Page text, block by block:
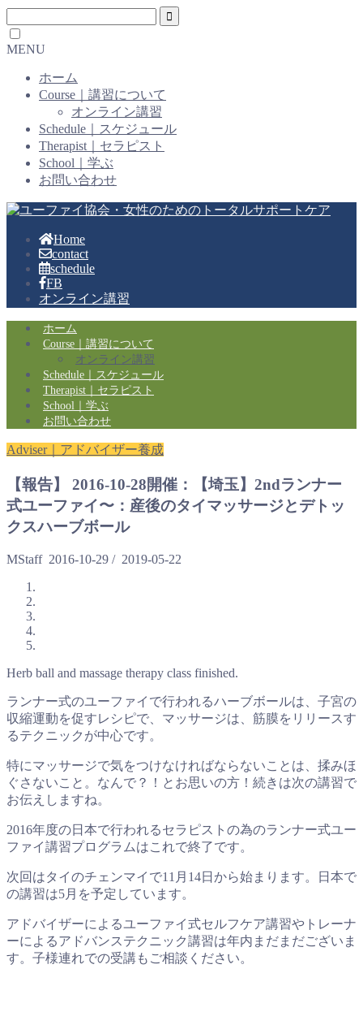
MENU
ホーム
Course｜講習について
オンライン講習
Schedule｜スケジュール
Therapist｜セラピスト
School｜学ぶ
お問い合わせ
Home
contact
schedule
FB
オンライン講習
ホーム
Course｜講習について
オンライン講習
Schedule｜スケジュール
Therapist｜セラピスト
School｜学ぶ
お問い合わせ
Adviser｜アドバイザー養成
【報告】 2016-10-28開催：【埼玉】2ndランナー
式ユーファイ〜：産後のタイマッサージとデトッ
クスハーブボール
MStaff 2016-10-29 / 2019-05-22
Herb ball and massage therapy class finished.
ランナー式のユーファイで行われるハーブボールは、子宮の
収縮運動を促すレシピで、マッサージは、筋膜をリリースす
るテクニックが中心です。
特にマッサージで気をつけなければならないことは、揉みほ
ぐさないこと。なんで？！とお思いの方！続きは次の講習で
お伝えしますね。
2016年度の日本で行われるセラピストの為のランナー式ユー
ファイ講習プログラムはこれで終了です。
次回はタイのチェンマイで11月14日から始まります。日本で
の講習は5月を予定しています。
アドバイザーによるユーファイ式セルフケア講習やトレーナ
ーによるアドバンステクニック講習は年内まだまだございま
す。子様連れでの受講もご相談ください。